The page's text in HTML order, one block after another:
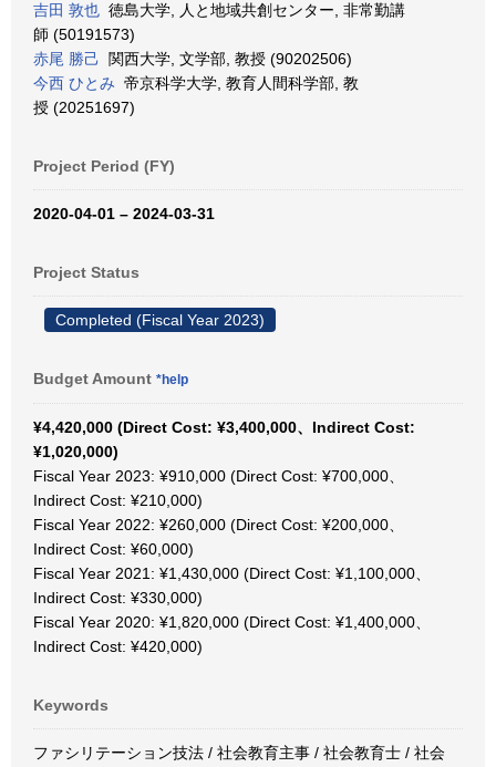
吉田 敦也 徳島大学, 人と地域共創センター, 非常勤講
師 (50191573)
赤尾 勝己 関西大学, 文学部, 教授 (90202506)
今西 ひとみ 帝京科学大学, 教育人間科学部, 教
授 (20251697)
Project Period (FY)
2020-04-01 – 2024-03-31
Project Status
Completed (Fiscal Year 2023)
Budget Amount *help
¥4,420,000 (Direct Cost: ¥3,400,000、Indirect Cost:
¥1,020,000)
Fiscal Year 2023: ¥910,000 (Direct Cost: ¥700,000、
Indirect Cost: ¥210,000)
Fiscal Year 2022: ¥260,000 (Direct Cost: ¥200,000、
Indirect Cost: ¥60,000)
Fiscal Year 2021: ¥1,430,000 (Direct Cost: ¥1,100,000、
Indirect Cost: ¥330,000)
Fiscal Year 2020: ¥1,820,000 (Direct Cost: ¥1,400,000、
Indirect Cost: ¥420,000)
Keywords
ファシリテーション技法 / 社会教育主事 / 社会教育士 / 社会